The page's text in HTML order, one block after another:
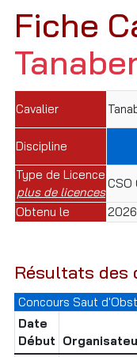
Fiche
Cavalier
Discipline
Type de Licence
plus de licences
CSO
Obtenu le
2026
Résultats des
Concours Saut
Date
Début